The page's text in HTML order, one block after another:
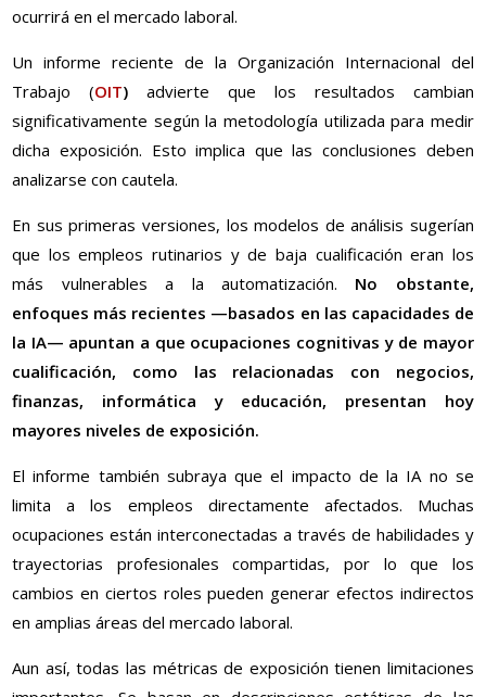
ocurrirá en el mercado laboral.
Un informe reciente de la Organización Internacional del
Trabajo (OIT) advierte que los resultados cambian
significativamente según la metodología utilizada para medir
dicha exposición. Esto implica que las conclusiones deben
analizarse con cautela.
En sus primeras versiones, los modelos de análisis sugerían
que los empleos rutinarios y de baja cualificación eran los
más vulnerables a la automatización. No obstante,
enfoques más recientes —basados en las capacidades de
la IA— apuntan a que ocupaciones cognitivas y de mayor
cualificación, como las relacionadas con negocios,
finanzas, informática y educación, presentan hoy
mayores niveles de exposición.
El informe también subraya que el impacto de la IA no se
limita a los empleos directamente afectados. Muchas
ocupaciones están interconectadas a través de habilidades y
trayectorias profesionales compartidas, por lo que los
cambios en ciertos roles pueden generar efectos indirectos
en amplias áreas del mercado laboral.
Aun así, todas las métricas de exposición tienen limitaciones